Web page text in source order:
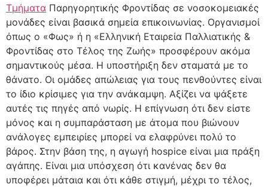
Τμήματα Παρηγορητικής Φροντίδας σε νοσοκομειακές
μονάδες είναι βασικά σημεία επικοινωνίας. Οργανισμοί
όπως ο «Φως» ή η «Ελληνική Εταιρεία Παλλιατικής &
Φροντίδας στο Τέλος της Ζωής» προσφέρουν ακόμα
σημαντικούς μέσα. Η υποστήριξη δεν σταματά με το
θάνατο. Οι ομάδες απώλειας για τους πενθούντες είναι
το ίδιο κρίσιμες για την ανάκαμψη. Αξίζει να ψάξετε
αυτές τις πηγές από νωρίς. Η επίγνωση ότι δεν είστε
μόνος και η συμπαράσταση με άτομα που βιώνουν
ανάλογες εμπειρίες μπορεί να ελαφρύνει πολύ το
βάρος. Στην βάση της, η αγωγή hospice είναι μια πράξη
αγάπης. Είναι μια υπόσχεση ότι κανένας δεν θα
υποφέρει μάταια και ότι κάθε στιγμή, μέχρι το τέλος,